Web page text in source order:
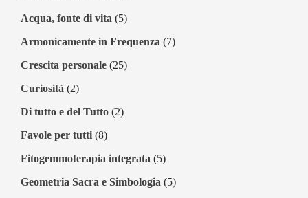
Acqua, fonte di vita (5)
Armonicamente in Frequenza (7)
Crescita personale (25)
Curiosità (2)
Di tutto e del Tutto (2)
Favole per tutti (8)
Fitogemmoterapia integrata (5)
Geometria Sacra e Simbologia (5)